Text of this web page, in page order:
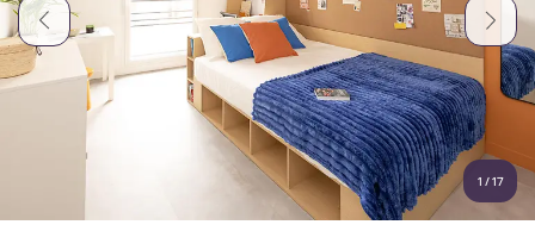
Idioma
English (GB)
Reserva ahora
Català
Italian French
Portuguese
1 /17